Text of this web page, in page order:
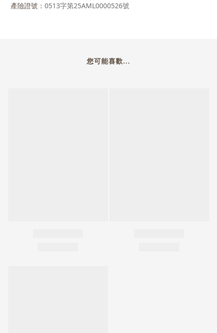
產險證號： 0513字第25AML0000526號
您可能喜歡...